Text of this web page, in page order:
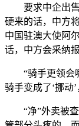
要求中企出售
硬来的话，中方
中国驻澳大使阿
话，中方会采纳
“骑手更领会哪
骑手变成了‘挪动
“净”外卖被查